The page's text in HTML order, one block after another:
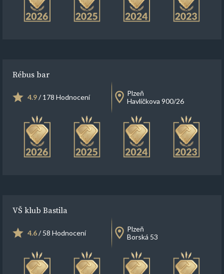
Rébus bar
4.9/ 178 Hodnocení
Plzeň
Havlíčkova 900/26
VŠ klub Bastila
4.6/ 58 Hodnocení
Plzeň
Borská 53